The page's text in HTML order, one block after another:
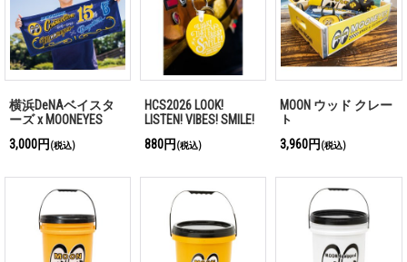
横浜DeNAベイスタ
ーズ x MOONEYES
ル
3,000円 (税込)
HCS2026 LOOK!
LISTEN! VIBES! SMILE!
880円 (税込)
MOON ウッド クレー
ト
3,960円 (税込)